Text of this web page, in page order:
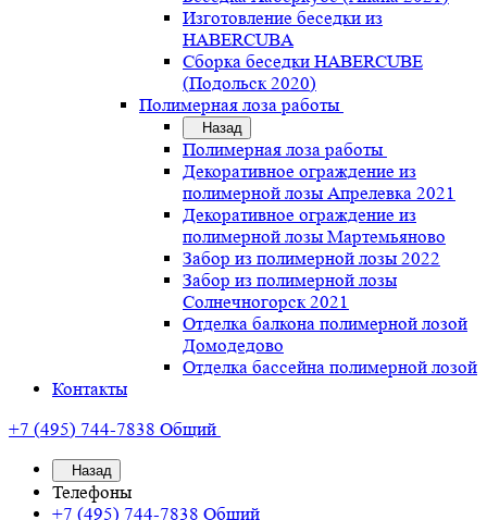
Изготовление беседки из
HABERCUBA
Сборка беседки HABERCUBE
(Подольск 2020)
Полимерная лоза работы
Назад
Полимерная лоза работы
Декоративное ограждение из
полимерной лозы Апрелевка 2021
Декоративное ограждение из
полимерной лозы Мартемьяново
Забор из полимерной лозы 2022
Забор из полимерной лозы
Солнечногорск 2021
Отделка балкона полимерной лозой
Домодедово
Отделка бассейна полимерной лозой
Контакты
+7 (495) 744-7838 Общий
Назад
Телефоны
+7 (495) 744-7838 Общий